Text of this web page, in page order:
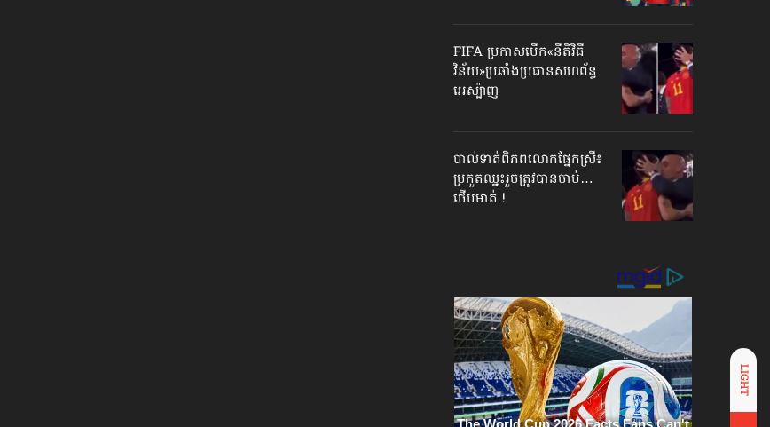
LIGHT
FIFA ប្រកាសបើក​«នីតិវិធី
វិន័យ»​ប្រឆាំងប្រធានសហព័ន្ធ​
អេស្ប៉ាញ
បាល់ទាត់​ពិភពលោក​ផ្នែកស្រី៖
ប្រកួតឈ្នះរួច​ត្រូវបានចាប់…
ថើបមាត់ !